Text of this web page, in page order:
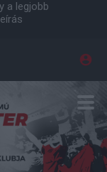
a legjobb